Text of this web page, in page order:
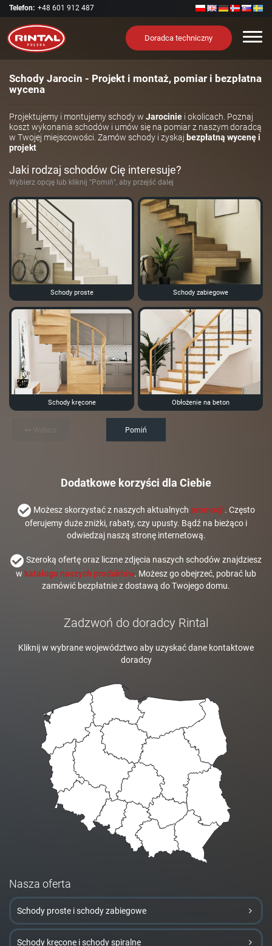
Telefon: +48 601 912 487
Doradca techniczny
Schody Jarocin - Projekt i montaż, pomiar i bezpłatna
wycena
Projektujemy i montujemy schody w Jarocinie i okolicach. Poznaj
koszt wykonania schodów i umów się na pomiar z naszym doradcą
w Twojej miejscowości. Zamów schody i zyskaj bezpłatną wycenę i
projekt
Jaki rodzaj schodów Cię interesuje?
Wybierz opcję lub kliknij "Pomiń", aby przejść dalej
Schody proste Schody zabiegowe
Schody kręcone Obłożenie na beton
Pomiń
Dodatkowe korzyści dla Ciebie
Możesz skorzystać z naszych aktualnych promocji. Często
oferujemy duże zniżki, rabaty, czy upusty. Bądź na bieżąco i
odwiedzaj naszą stronę internetową.
Szeroką ofertę oraz liczne zdjęcia naszych schodów znajdziesz
w katalogu naszych produktów. Możesz go obejrzeć, pobrać lub
zamówić bezpłatnie z dostawą do Twojego domu.
Zadzwoń do doradcy Rintal
Kliknij w wybrane województwo aby uzyskać dane kontaktowe
doradcy
Nasza oferta
Schody proste i schody zabiegowe
Schody kręcone i schody spiralne